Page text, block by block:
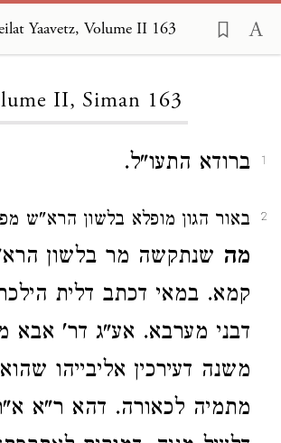
Yaavetz, Volume II 163
II, Siman 163
1 ברודא התעו"ל.
2 באור הגון מופלא בלשון הרא"ש
מה שנתקשה מר בלשון
קמא. במאי דכתב דלית
דבני מערבא. אע"ג דר' אבא
משנה דעירכין אליבייהו
מתמיה לכאורה. דהא ר"א